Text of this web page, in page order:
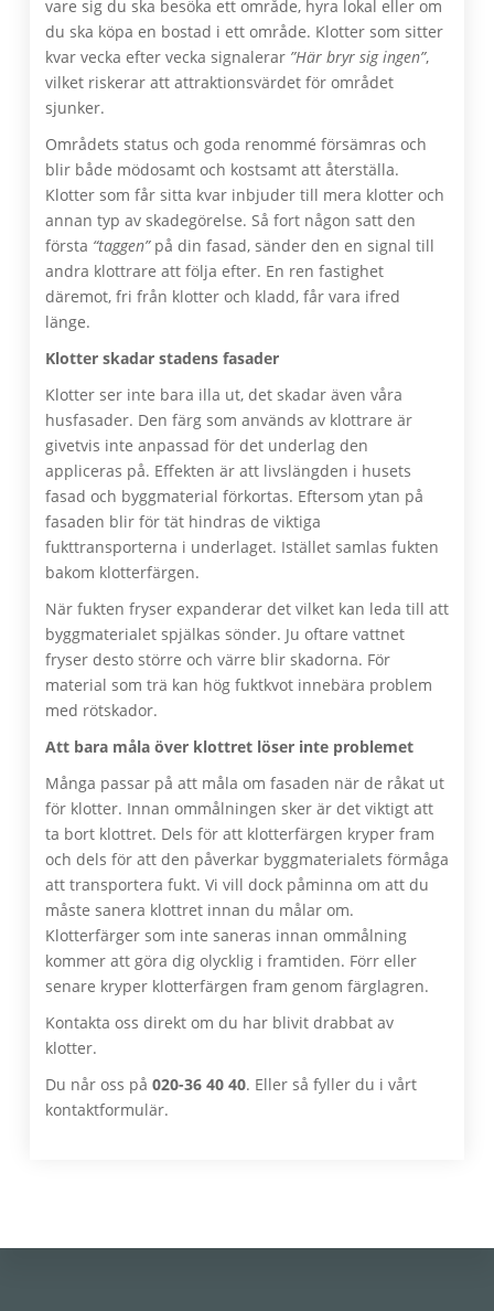
vare sig du ska besöka ett område, hyra lokal eller om
du ska köpa en bostad i ett område. Klotter som sitter
kvar vecka efter vecka signalerar ”Här bryr sig ingen”,
vilket riskerar att attraktionsvärdet för området
sjunker.
Områdets status och goda renommé försämras och
blir både mödosamt och kostsamt att återställa.
Klotter som får sitta kvar inbjuder till mera klotter och
annan typ av skadegörelse. Så fort någon satt den
första “taggen” på din fasad, sänder den en signal till
andra klottrare att följa efter. En ren fastighet
däremot, fri från klotter och kladd, får vara ifred
länge.
Klotter skadar stadens fasader
Klotter ser inte bara illa ut, det skadar även våra
husfasader. Den färg som används av klottrare är
givetvis inte anpassad för det underlag den
appliceras på. Effekten är att livslängden i husets
fasad och byggmaterial förkortas. Eftersom ytan på
fasaden blir för tät hindras de viktiga
fukttransporterna i underlaget. Istället samlas fukten
bakom klotterfärgen.
När fukten fryser expanderar det vilket kan leda till att
byggmaterialet spjälkas sönder. Ju oftare vattnet
fryser desto större och värre blir skadorna. För
material som trä kan hög fuktkvot innebära problem
med rötskador.
Att bara måla över klottret löser inte problemet
Många passar på att måla om fasaden när de råkat ut
för klotter. Innan ommålningen sker är det viktigt att
ta bort klottret. Dels för att klotterfärgen kryper fram
och dels för att den påverkar byggmaterialets förmåga
att transportera fukt. Vi vill dock påminna om att du
måste sanera klottret innan du målar om.
Klotterfärger som inte saneras innan ommålning
kommer att göra dig olycklig i framtiden. Förr eller
senare kryper klotterfärgen fram genom färglagren.
Kontakta oss direkt om du har blivit drabbat av
klotter.
Du når oss på 020-36 40 40. Eller så fyller du i vårt
kontaktformulär.